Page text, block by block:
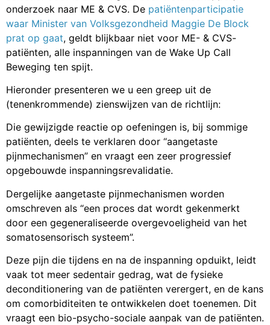
onderzoek naar ME & CVS. De patiëntenparticipatie
waar Minister van Volksgezondheid Maggie De Block
prat op gaat, geldt blijkbaar niet voor ME- & CVS-
patiënten, alle inspanningen van de Wake Up Call
Beweging ten spijt.
Hieronder presenteren we u een greep uit de
(tenenkrommende) zienswijzen van de richtlijn:
Die gewijzigde reactie op oefeningen is, bij sommige
patiënten, deels te verklaren door “aangetaste
pijnmechanismen” en vraagt een zeer progressief
opgebouwde inspanningsrevalidatie.
Dergelijke aangetaste pijnmechanismen worden
omschreven als “een proces dat wordt gekenmerkt
door een gegeneraliseerde overgevoeligheid van het
somatosensorisch systeem”.
Deze pijn die tijdens en na de inspanning opduikt, leidt
vaak tot meer sedentair gedrag, wat de fysieke
deconditionering van de patiënten verergert, en de kans
om comorbiditeiten te ontwikkelen doet toenemen. Dit
vraagt een bio-psycho-sociale aanpak van de patiënten.